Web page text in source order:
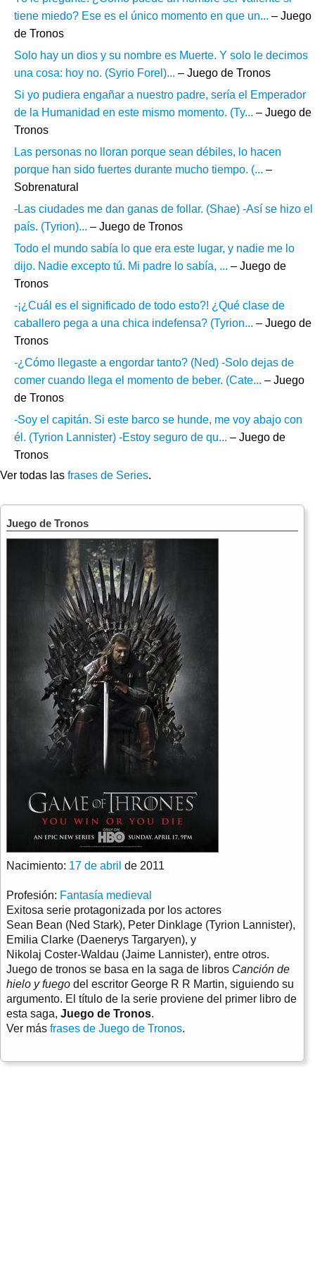
tiene miedo? Ese es el único momento en que un... – Juego
de Tronos
Solo hay un dios y su nombre es Muerte. Y solo le decimos
una cosa: hoy no. (Syrio Forel)... – Juego de Tronos
Si yo pudiera engañar a nuestro padre, sería el Emperador
de la Humanidad en este mismo momento. (Ty... – Juego de
Tronos
Las personas no lloran porque sean débiles, lo hacen
porque han sido fuertes durante mucho tiempo. (... –
Sobrenatural
-Las ciudades me dan ganas de follar. (Shae) -Así se hizo el
país. (Tyrion)... – Juego de Tronos
Todo el mundo sabía lo que era este lugar, y nadie me lo
dijo. Nadie excepto tú. Mi padre lo sabía, ... – Juego de
Tronos
-¡¿Cuál es el significado de todo esto?! ¿Qué clase de
caballero pega a una chica indefensa? (Tyrion... – Juego de
Tronos
-¿Cómo llegaste a engordar tanto? (Ned) -Solo dejas de
comer cuando llega el momento de beber. (Cate... – Juego
de Tronos
-Soy el capitán. Si este barco se hunde, me voy abajo con
él. (Tyrion Lannister) -Estoy seguro de qu... – Juego de
Tronos
Ver todas las frases de Series.
Juego de Tronos
Nacimiento: 17 de abril de 2011
Profesión: Fantasía medieval
Exitosa serie protagonizada por los actores
Sean Bean (Ned Stark), Peter Dinklage (Tyrion Lannister),
Emilia Clarke (Daenerys Targaryen), y
Nikolaj Coster-Waldau (Jaime Lannister), entre otros.
Juego de tronos se basa en la saga de libros Canción de
hielo y fuego del escritor George R R Martin, siguiendo su
argumento. El título de la serie proviene del primer libro de
esta saga, Juego de Tronos.
Ver más frases de Juego de Tronos.